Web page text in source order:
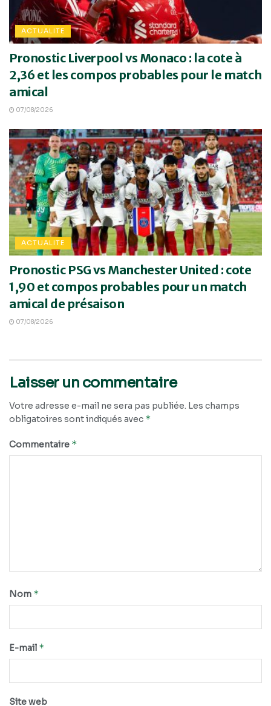
ACTUALITE
Pronostic Liverpool vs Monaco : la cote à
2,36 et les compos probables pour le match
amical
07/08/2026
ACTUALITE
Pronostic PSG vs Manchester United : cote
1,90 et compos probables pour un match
amical de présaison
07/08/2026
Laisser un commentaire
Votre adresse e-mail ne sera pas publiée. Les champs
obligatoires sont indiqués avec *
Commentaire *
Nom *
E-mail *
Site web